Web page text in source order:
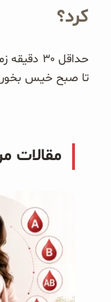
کرد؟
حداقل
تا صبح خیس
مقالات